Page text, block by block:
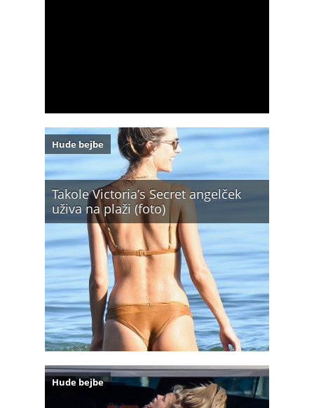
Takole Victoria’s Secret angelček
uživa na plaži (foto)
Hude bejbe
Hude bejbe